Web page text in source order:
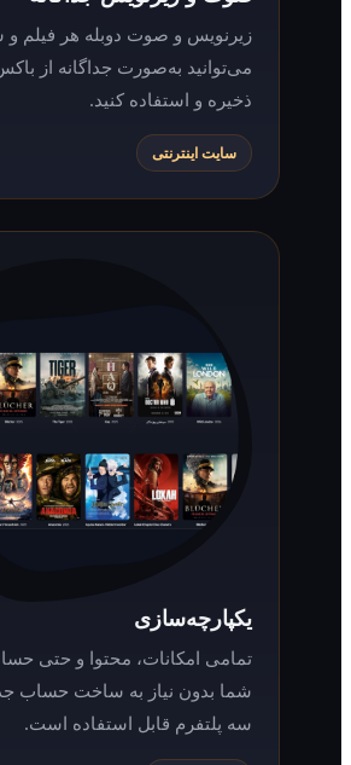
زیرنویس و صوت دوبله هر فیلم و سریال را
می‌توانید به‌صورت جداگانه از باکس دانلود
ذخیره و استفاده کنید.
سایت اینترنتی
یکپارچه‌سازی
تمامی امکانات، محتوا و حتی حساب کاربری
شما بدون نیاز به ساخت حساب جداگانه در هر
سه پلتفرم قابل استفاده است.